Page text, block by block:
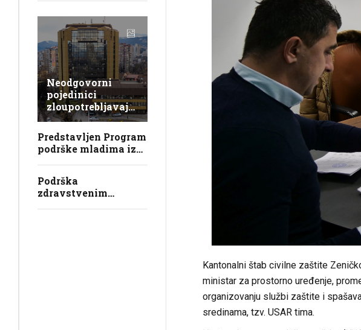
Neodgovorni
pojedinici
zloupotrebljavaju
Univerzitet u
Zenici, lažno se
predstavljaju,
krše zakon i
obmanjuju
javnost
Predstavljen Program
podrške mladima iz
Podrška
zdravstvenim
Kantonalni štab civilne zaštite
ministar za prostorno uređenje,
organizovanju službi zaštite i
sredinama, tzv. USAR tima.